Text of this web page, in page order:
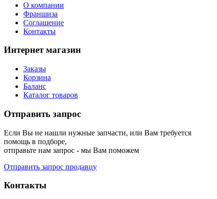
О компании
Франшиза
Соглашение
Контакты
Интернет магазин
Заказы
Корзина
Баланс
Каталог товаров
Отправить запрос
Если Вы не нашли нужные запчасти, или Вам требуется
помощь в подборе,
отправьте нам запрос - мы Вам поможем
Отправить запрос продавцу
Контакты